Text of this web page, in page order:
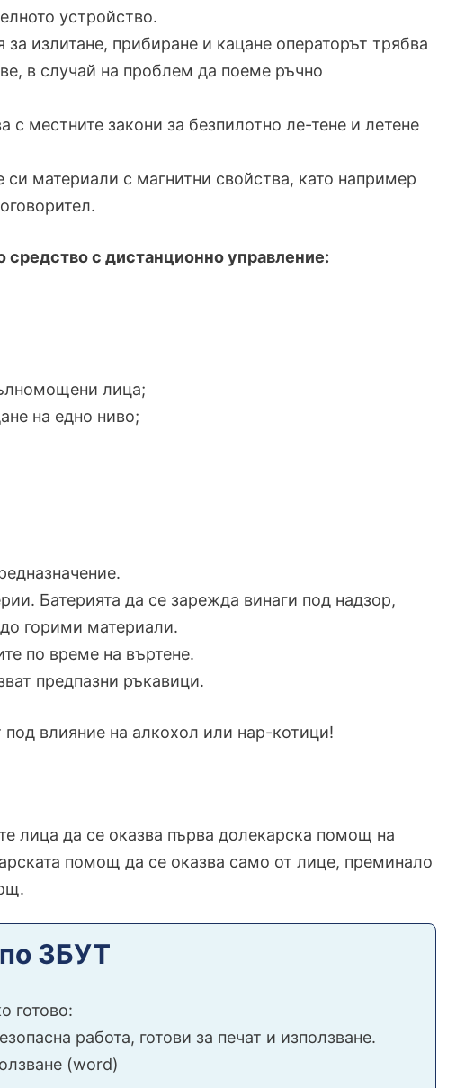
устройство.
излитане, прибиране и кацане операторът трябва
в случай на проблем да поеме ръчно
местните закони за безпилотно ле-тене и летене
материали с магнитни свойства, като например
с дистанционно управление:
лица;
на едно ниво;
Батерията да се зарежда винаги под надзор,
горими материали.
по време на въртене.
предпазни ръкавици.
под влияние на алкохол или нар-котици!
лица да се оказва първа долекарска помощ на
помощ да се оказва само от лице, преминало
ЗБУТ
готово:
работа, готови за печат и използване.
(word)